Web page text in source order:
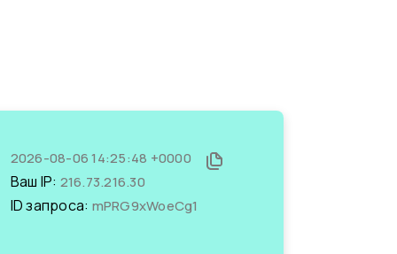
2026-08-06 14:25:48 +0000
Ваш IP: 216.73.216.30
ID запроса: mPRG9xWoeCg1